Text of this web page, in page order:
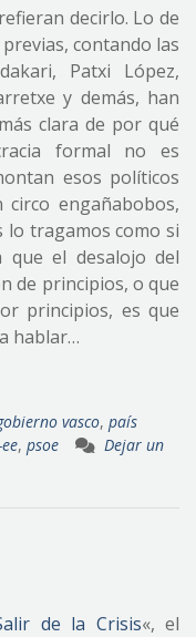
decirlo. Lo de
contando las
Patxi López,
y demás, han
clara de por qué
formal no es
esos políticos
engañabobos,
lo tragamos como si
que el desalojo del
de principios, o que
principios, es que
hablar…
vasco, país
, psoe
Dejar un
de la Crisis«, el